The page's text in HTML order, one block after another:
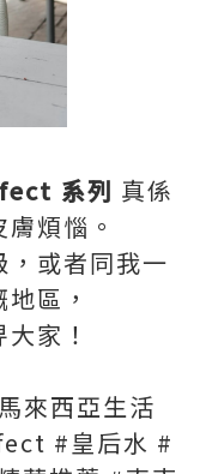
系列 真係
煩惱。
或者同我一
區，
家！
來西亞生活
#皇后水 #